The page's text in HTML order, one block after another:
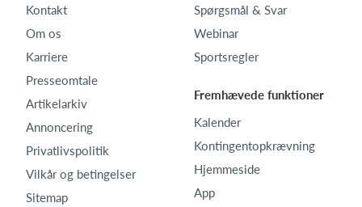
Kontakt
Om os
Karriere
Presseomtale
Artikelarkiv
Annoncering
Privatlivspolitik
Vilkår og betingelser
Sitemap
Spørgsmål & Svar
Webinar
Sportsregler
Fremhævede funktioner
Kalender
Kontingentopkrævning
Hjemmeside
App